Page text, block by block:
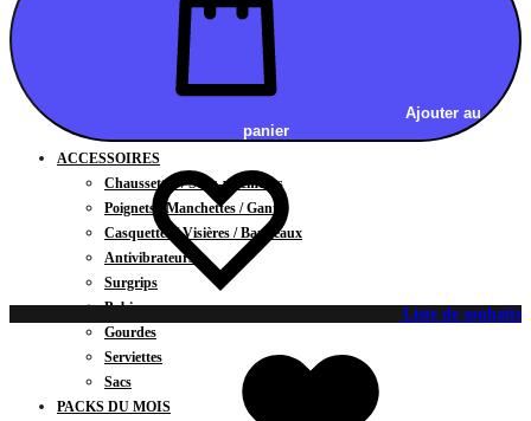
BAS
Leggings
CARTES CADEAUX
ACCESSOIRES
Chaussettes / Sous-vêtements
Poignets / Manchettes / Gants
Casquettes / Visières / Bandeaux
Antivibrateurs
Surgrips
Bobines
Gourdes
Serviettes
Sacs
PACKS DU MOIS
Ajouter au
panier
Liste de souhaits